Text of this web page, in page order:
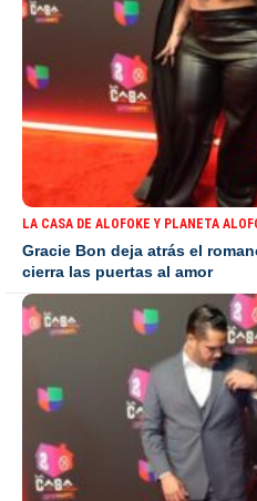
LA CASA DE ALOFOKE Y PLANETA
Gracie Bon deja atrás el
cierra las puertas al amor